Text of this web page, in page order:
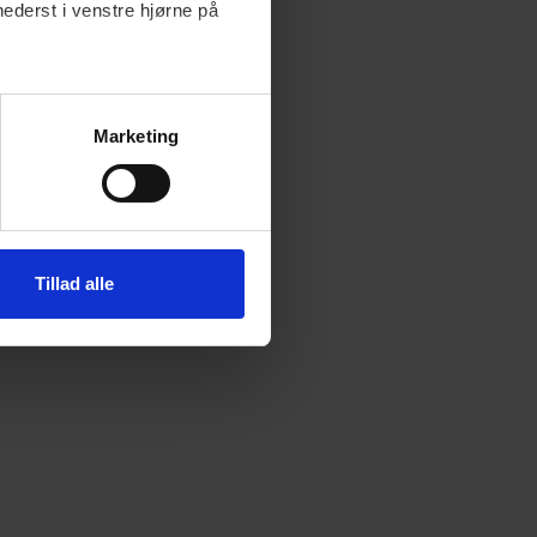
i venstre hjørne på
Marketing
Tillad alle